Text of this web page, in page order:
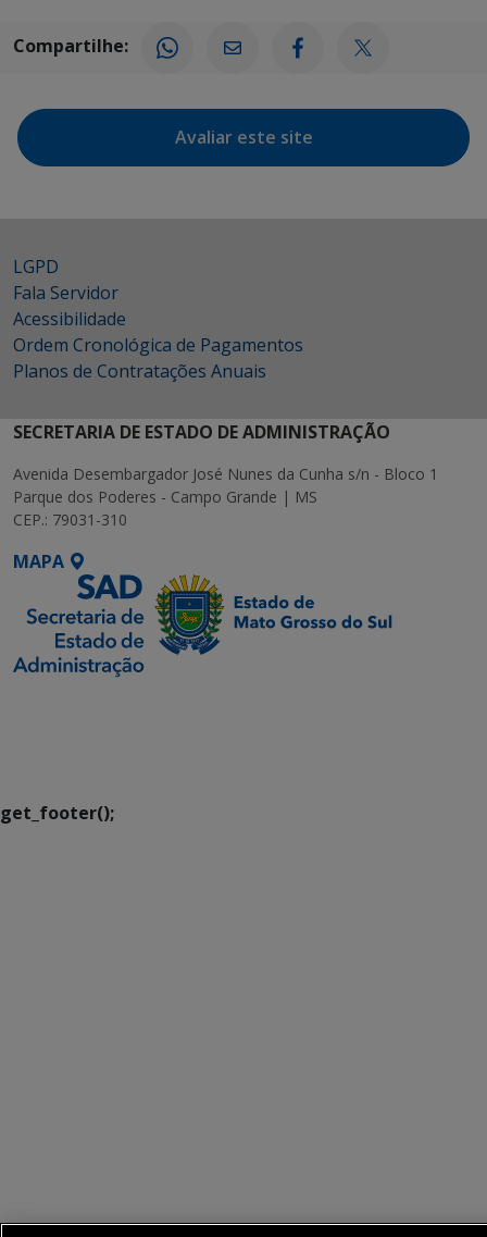
Compartilhe:
Avaliar este site
LGPD
Fala Servidor
Acessibilidade
Ordem Cronológica de Pagamentos
Planos de Contratações Anuais
SECRETARIA DE ESTADO DE ADMINISTRAÇÃO
Avenida Desembargador José Nunes da Cunha s/n - Bloco 1
Parque dos Poderes - Campo Grande | MS
CEP.: 79031-310
MAPA
get_footer();